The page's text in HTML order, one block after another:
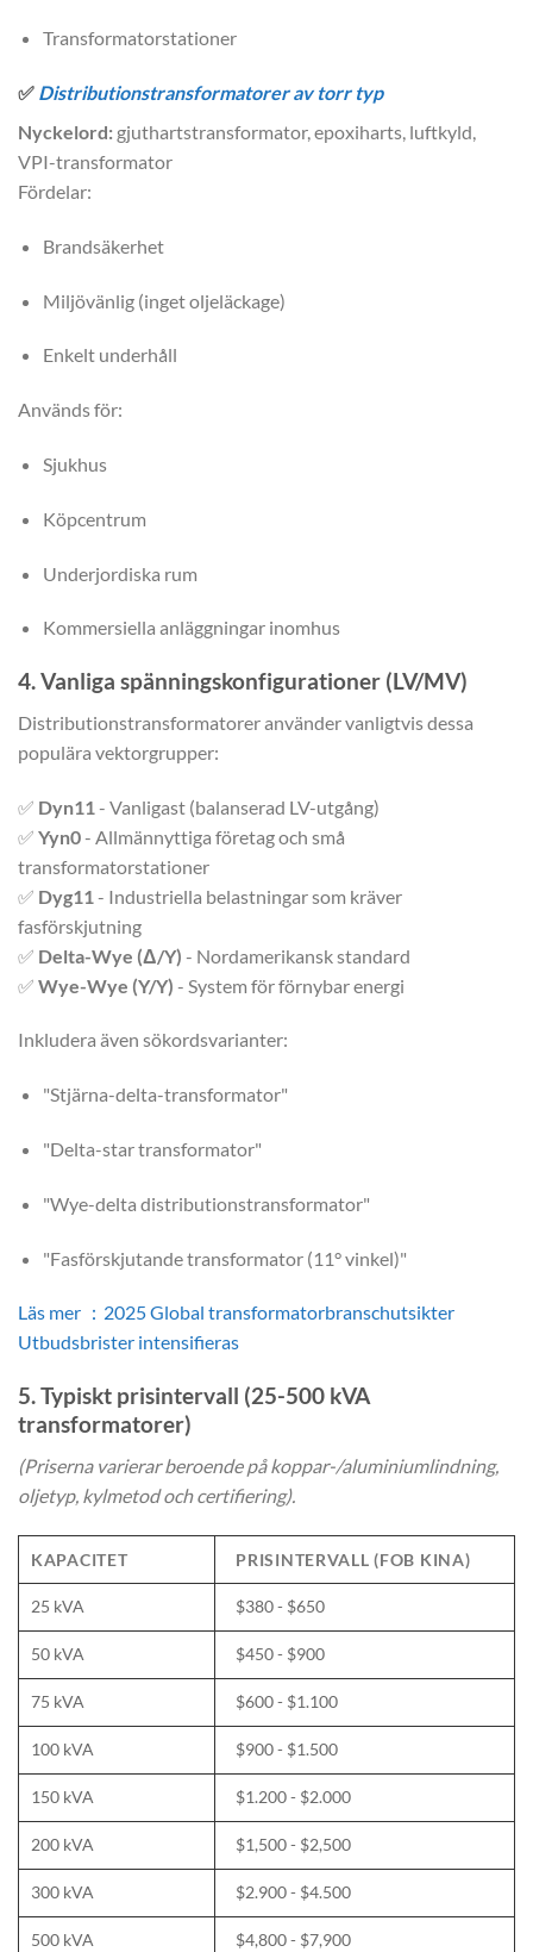
Transformatorstationer
✅ Distributionstransformatorer av torr typ
Nyckelord: gjuthartstransformator, epoxiharts, luftkyld,
VPI-transformator
Fördelar:
Brandsäkerhet
Miljövänlig (inget oljeläckage)
Enkelt underhåll
Används för:
Sjukhus
Köpcentrum
Underjordiska rum
Kommersiella anläggningar inomhus
4. Vanliga spänningskonfigurationer (LV/MV)
Distributionstransformatorer använder vanligtvis dessa
populära vektorgrupper:
✅ Dyn11 - Vanligast (balanserad LV-utgång)
✅ Yyn0- Allmännyttiga företag och små
transformatorstationer
✅ Dyg11 - Industriella belastningar som kräver
fasförskjutning
✅ Delta-Wye (Δ/Y) - Nordamerikansk standard
✅ Wye-Wye (Y/Y) - System för förnybar energi
Inkludera även sökordsvarianter:
"Stjärna-delta-transformator"
"Delta-star transformator"
"Wye-delta distributionstransformator"
"Fasförskjutande transformator (11° vinkel)"
Läs mer ：2025 Global transformatorbranschutsikter
Utbudsbrister intensifieras
5. Typiskt prisintervall (25-500 kVA
transformatorer)
(Priserna varierar beroende på koppar-/aluminiumlindning,
oljetyp, kylmetod och certifiering).
KAPACITET PRISINTERVALL (FOB KINA)
25 kVA $380 - $650
50 kVA $450 - $900
75 kVA $600 - $1.100
100 kVA $900 - $1.500
150 kVA $1.200 - $2.000
200 kVA $1,500 - $2,500
300 kVA $2.900 - $4.500
500 kVA $4,800 - $7,900